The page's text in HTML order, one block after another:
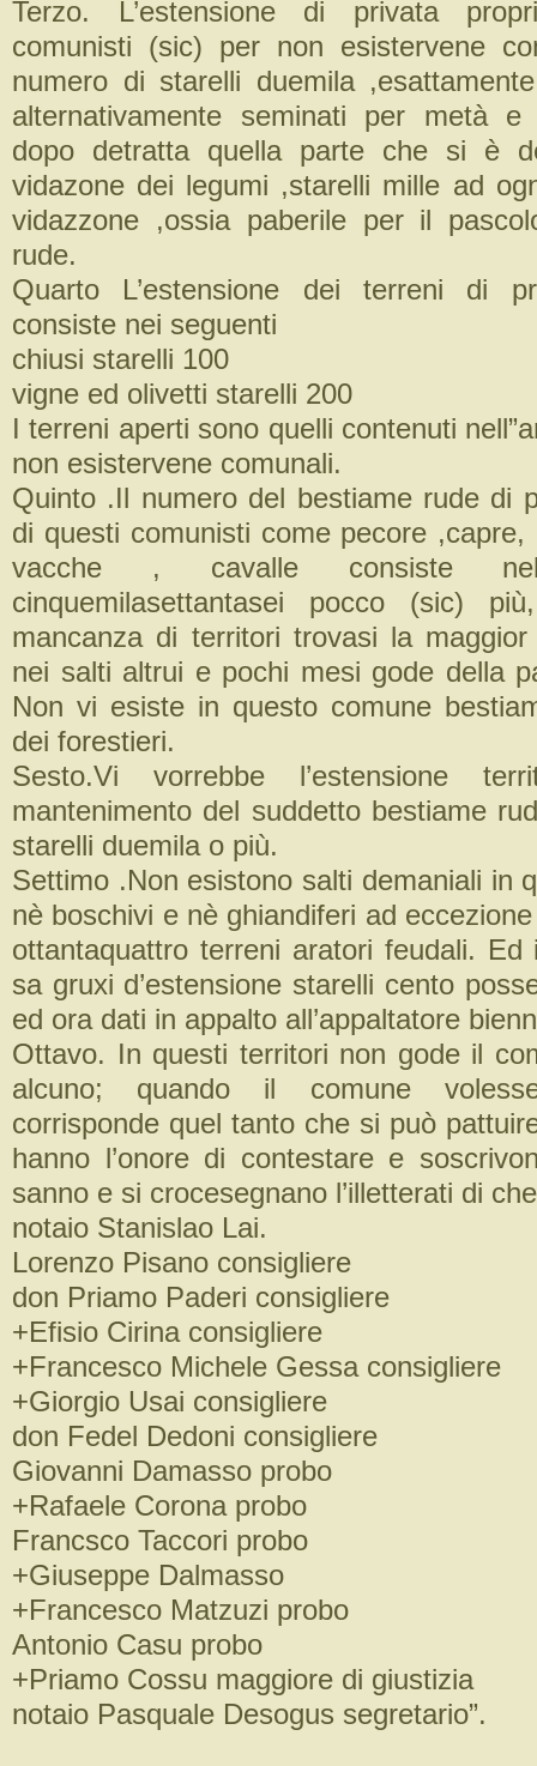
Terzo. L’estensione di privata
comunisti (sic) per non esistervene
numero di starelli duemila
alternativamente seminati per metà e
dopo detratta quella parte che si è
vidazone dei legumi ,starelli mille ad
vidazzone ,ossia paberile per il
rude.
Quarto L’estensione dei terreni di
consiste nei seguenti
chiusi starelli 100
vigne ed olivetti starelli 200
I terreni aperti sono quelli contenuti
non esistervene comunali.
Quinto .Il numero del bestiame rude di
di questi comunisti come pecore ,capre,
vacche , cavalle consiste
cinquemilasettantasei pocco (sic)
mancanza di territori trovasi la maggior
nei salti altrui e pochi mesi gode della
Non vi esiste in questo comune
dei forestieri.
Sesto.Vi vorrebbe l’estensione
mantenimento del suddetto bestiame
starelli duemila o più.
Settimo .Non esistono salti demaniali in
nè boschivi e nè ghiandiferi ad
ottantaquattro terreni aratori feudali.
sa gruxi d’estensione starelli cento
ed ora dati in appalto all’appaltatore
Ottavo. In questi territori non gode il
alcuno; quando il comune
corrisponde quel tanto che si può
hanno l’onore di contestare e
sanno e si crocesegnano l’illetterati di che
notaio Stanislao Lai.
Lorenzo Pisano consigliere
don Priamo Paderi consigliere
+Efisio Cirina consigliere
+Francesco Michele Gessa consigliere
+Giorgio Usai consigliere
don Fedel Dedoni consigliere
Giovanni Damasso probo
+Rafaele Corona probo
Francsco Taccori probo
+Giuseppe Dalmasso
+Francesco Matzuzi probo
Antonio Casu probo
+Priamo Cossu maggiore di giustizia
notaio Pasquale Desogus segretario”.